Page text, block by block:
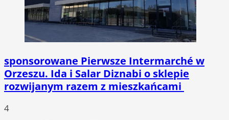
sponsorowane Pierwsze Intermarché w
Orzeszu. Ida i Salar Diznabi o sklepie
rozwijanym razem z mieszkańcami
4